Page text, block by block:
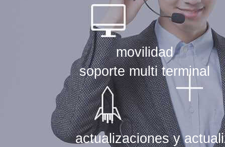
movilidad
soporte multi terminal
actualizaciones y